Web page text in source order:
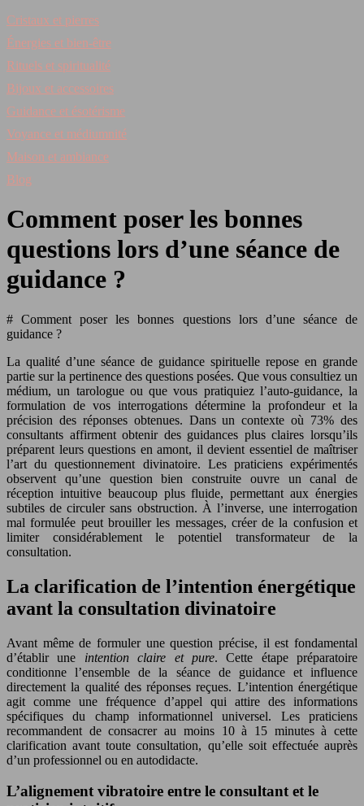
Cristaux et pierres
Énergies et bien-être
Rituels et spiritualité
Bijoux et accessoires
Guidance et ésotérisme
Voyance et médiumnité
Maison et ambiance
Blog
Comment poser les bonnes
questions lors d’une séance de
guidance ?
# Comment poser les bonnes questions lors d’une séance de
guidance ?
La qualité d’une séance de guidance spirituelle repose en grande
partie sur la pertinence des questions posées. Que vous consultiez un
médium, un tarologue ou que vous pratiquiez l’auto-guidance, la
formulation de vos interrogations détermine la profondeur et la
précision des réponses obtenues. Dans un contexte où 73% des
consultants affirment obtenir des guidances plus claires lorsqu’ils
préparent leurs questions en amont, il devient essentiel de maîtriser
l’art du questionnement divinatoire. Les praticiens expérimentés
observent qu’une question bien construite ouvre un canal de
réception intuitive beaucoup plus fluide, permettant aux énergies
subtiles de circuler sans obstruction. À l’inverse, une interrogation
mal formulée peut brouiller les messages, créer de la confusion et
limiter considérablement le potentiel transformateur de la
consultation.
La clarification de l’intention énergétique
avant la consultation divinatoire
Avant même de formuler une question précise, il est fondamental
d’établir une intention claire et pure. Cette étape préparatoire
conditionne l’ensemble de la séance de guidance et influence
directement la qualité des réponses reçues. L’intention énergétique
agit comme une fréquence d’appel qui attire des informations
spécifiques du champ informationnel universel. Les praticiens
recommandent de consacrer au moins 10 à 15 minutes à cette
clarification avant toute consultation, qu’elle soit effectuée auprès
d’un professionnel ou en autodidacte.
L’alignement vibratoire entre le consultant et le